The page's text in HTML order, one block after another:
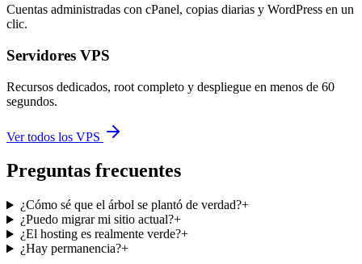
Cuentas administradas con cPanel, copias diarias y WordPress en un
clic.
Servidores VPS
Recursos dedicados, root completo y despliegue en menos de 60
segundos.
Ver todos los VPS
Preguntas frecuentes
¿Cómo sé que el árbol se plantó de verdad?+
¿Puedo migrar mi sitio actual?+
¿El hosting es realmente verde?+
¿Hay permanencia?+